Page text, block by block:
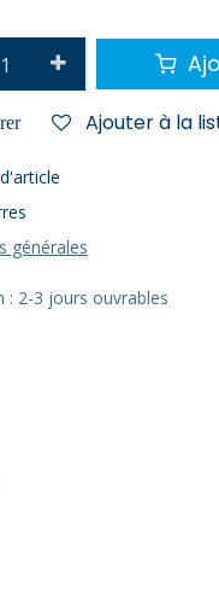
Ajouter à la
générales
: 2-3 jours ouvrables